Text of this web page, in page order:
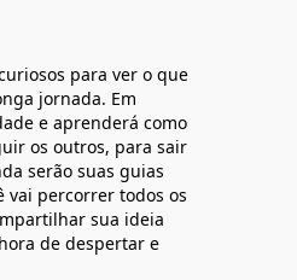
para ver o que
jornada. Em
e aprenderá como
os outros, para sair
serão suas guias
vai percorrer todos os
sua ideia
de despertar e